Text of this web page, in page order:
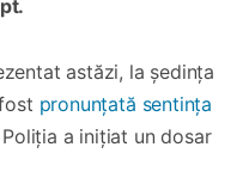
astăzi, la ședința
pronunțată sentința
a inițiat un dosar